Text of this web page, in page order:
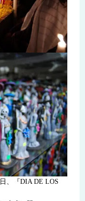
、『DIA DE LOS